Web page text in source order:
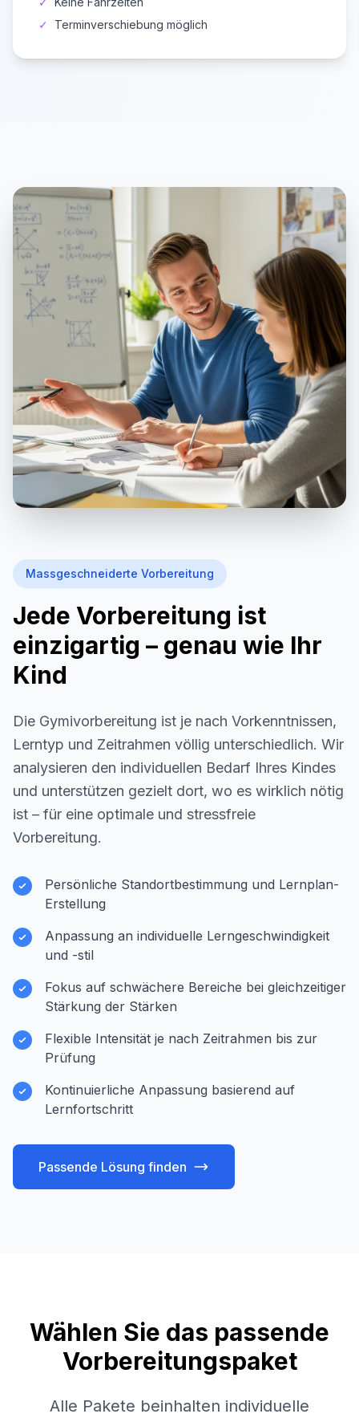
✓
Terminverschiebung möglich
Massgeschneiderte Vorbereitung
Jede Vorbereitung ist
einzigartig – genau wie Ihr
Kind
Die Gymivorbereitung ist je nach Vorkenntnissen,
Lerntyp und Zeitrahmen völlig unterschiedlich. Wir
analysieren den individuellen Bedarf Ihres Kindes
und unterstützen gezielt dort, wo es wirklich nötig
ist – für eine optimale und stressfreie
Vorbereitung.
Persönliche Standortbestimmung und Lernplan-
Erstellung
Anpassung an individuelle Lerngeschwindigkeit
und -stil
Fokus auf schwächere Bereiche bei gleichzeitiger
Stärkung der Stärken
Flexible Intensität je nach Zeitrahmen bis zur
Prüfung
Kontinuierliche Anpassung basierend auf
Lernfortschritt
Passende Lösung finden
Wählen Sie das passende
Vorbereitungspaket
Alle Pakete beinhalten individuelle